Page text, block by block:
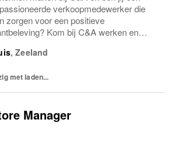
verkoopmedewerker die
zorgen voor een positieve
Kom bij C&A werken en
C&A is de fashion
,Zeeland
met laden...
Manager